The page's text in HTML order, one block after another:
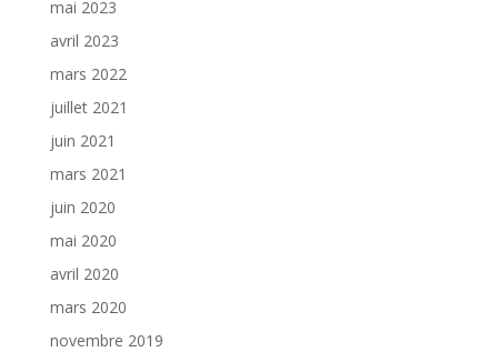
mai 2023
avril 2023
mars 2022
juillet 2021
juin 2021
mars 2021
juin 2020
mai 2020
avril 2020
mars 2020
novembre 2019